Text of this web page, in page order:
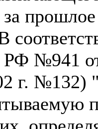
РФ №941
г. №132)